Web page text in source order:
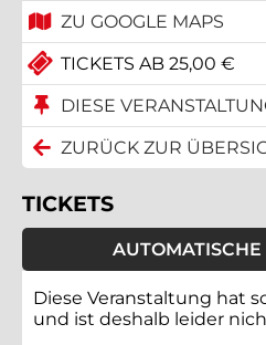
ZU GOOGLE MAPS
TICKETS AB 25,00 €
DIESE
ZURÜCK ZUR
TICKETS
Diese Veranstaltung hat
und ist deshalb leider